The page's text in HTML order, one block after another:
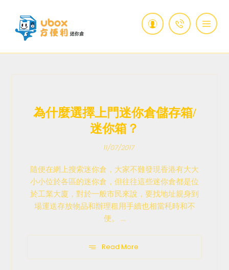
為什麼選擇上門迷你倉儲存箱/
迷你箱？
11/07/2017
隨便在網上搜索迷你倉，大家不難發現香港有大大
小小位於各區的迷你倉，但往往這些迷你倉都是位
於工業大廈，對於一般市民來說，要找地址親身到
場運送存放物品和辦理租用手續也相當秏時和不
便。 ...
Read More